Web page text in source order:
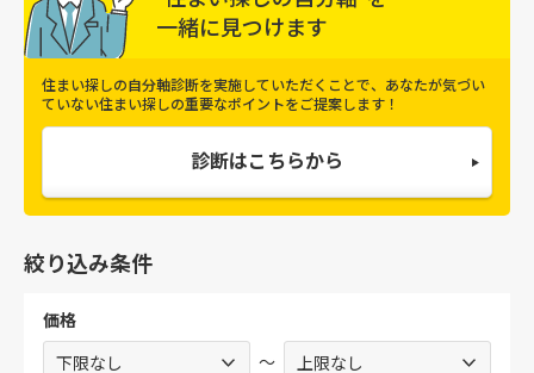
一緒に見つけます
住まい探しの自分軸診断を実施していただくことで、 あなたが気づい
ていない住まい探しの重要なポイントをご提案します！
診断はこちらから
絞り込み条件
価格
～